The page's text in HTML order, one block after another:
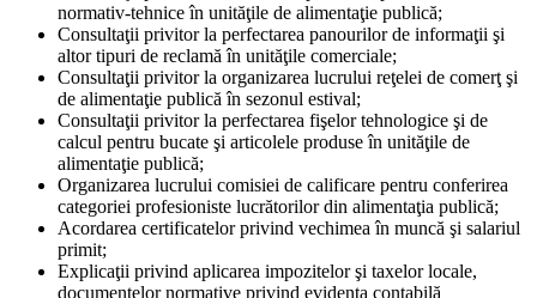
normativ-tehnice în unităţile de alimentaţie publică;
Consultaţii privitor la perfectarea panourilor de informaţii şi
altor tipuri de reclamă în unităţile comerciale;
Consultaţii privitor la organizarea lucrului reţelei de comerţ şi
de alimentaţie publică în sezonul estival;
Consultaţii privitor la perfectarea fişelor tehnologice şi de
calcul pentru bucate şi articolele produse în unităţile de
alimentaţie publică;
Organizarea lucrului comisiei de calificare pentru conferirea
categoriei profesioniste lucrătorilor din alimentaţia publică;
Acordarea certificatelor privind vechimea în muncă şi salariul
primit;
Explicaţii privind aplicarea impozitelor şi taxelor locale,
documentelor normative privind evidenţa contabilă